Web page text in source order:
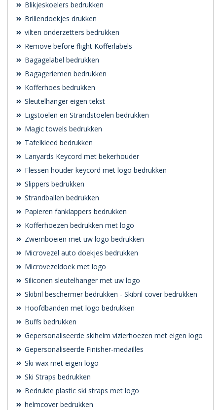
Blikjeskoelers bedrukken
Brillendoekjes drukken
vilten onderzetters bedrukken
Remove before flight Kofferlabels
Bagagelabel bedrukken
Bagageriemen bedrukken
Kofferhoes bedrukken
Sleutelhanger eigen tekst
Ligstoelen en Strandstoelen bedrukken
Magic towels bedrukken
Tafelkleed bedrukken
Lanyards Keycord met bekerhouder
Flessen houder keycord met logo bedrukken
Slippers bedrukken
Strandballen bedrukken
Papieren fanklappers bedrukken
Kofferhoezen bedrukken met logo
Zwemboeien met uw logo bedrukken
Microvezel auto doekjes bedrukken
Microvezeldoek met logo
Siliconen sleutelhanger met uw logo
Skibril beschermer bedrukken - Skibril cover bedrukken
Hoofdbanden met logo bedrukken
Buffs bedrukken
Gepersonaliseerde skihelm vizierhoezen met eigen logo
Gepersonaliseerde Finisher-medailles
Ski wax met eigen logo
Ski Straps bedrukken
Bedrukte plastic ski straps met logo
helmcover bedrukken